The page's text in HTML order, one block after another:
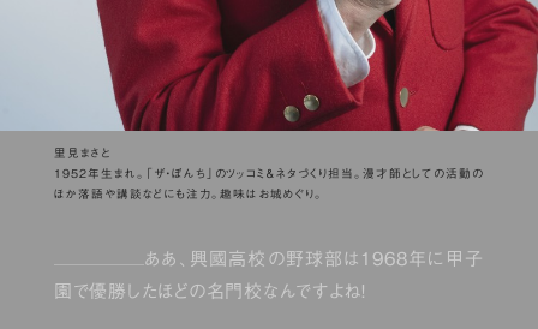
里見まさと
1952年生まれ。「ザ・ぼんち」のツッコミ＆ネタづくり担当。漫才師としての活動の
ほか落語や講談などにも注力。趣味はお城めぐり。
ああ、興國高校の野球部は1968年に甲子
園で優勝したほどの名門校なんですよね！